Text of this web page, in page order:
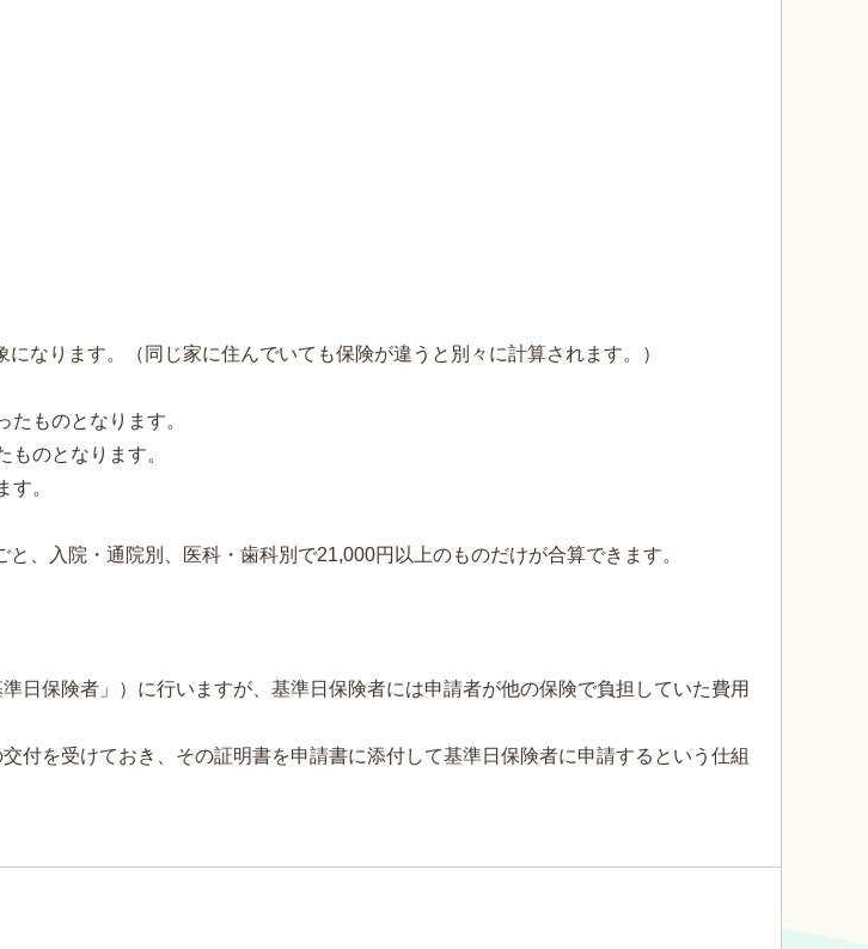
なります。（同じ家に住んでいても保険が違うと別々に計算されます。）
ものとなります。
のとなります。
。
、入院・通院別、医科・歯科別で21,000円以上のものだけが合算できます。
日保険者」）に行いますが、基準日保険者には申請者が他の保険で負担していた費用
付を受けておき、その証明書を申請書に添付して基準日保険者に申請するという仕組